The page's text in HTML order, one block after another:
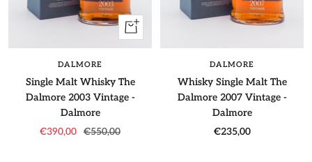
+
Aggiungi
DALMORE
Single Malt Whisky The
Dalmore 2003 Vintage -
Dalmore
Prezzo
€390,00 Prezzo
€550,00
DALMORE
Whisky Single Malt The
Dalmore 2007 Vintage -
Dalmore
Prezzo
€235,00